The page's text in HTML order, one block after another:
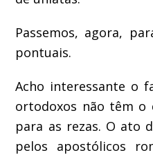
Passemos, agora,
pontuais.
Acho interessante o
ortodoxos não têm o
para as rezas. O ato
pelos apostólicos